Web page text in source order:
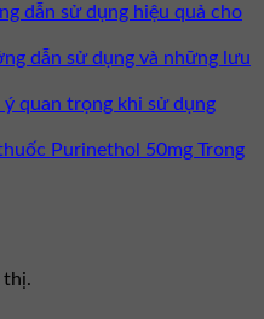
dẫn sử dụng hiệu quả cho
dẫn sử dụng và những lưu
quan trọng khi sử dụng
Purinethol 50mg Trong
thị.